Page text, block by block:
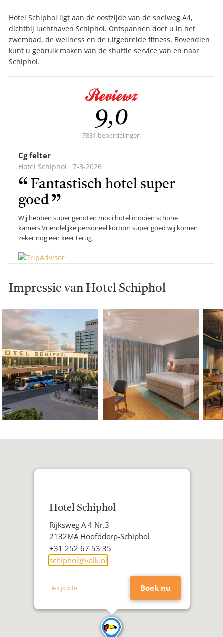
Hotel Schiphol ligt aan de oostzijde van de snelweg A4,
dichtbij luchthaven Schiphol. Ontspannen doet u in het
zwembad, de wellness en de uitgebreide fitness. Bovendien
kunt u gebruik maken van de shuttle service van en naar
Schiphol.
Gemiddelde
score:
9,0
7831 beoordelingen
Cg felter
Hotel Schiphol 7-8-2026
Fantastisch hotel super
goed
Wij hebben super genoten mooi hotel mooien schone
kamers.Vriendelijke personeel kortom super goed wij komen
zeker nog een keer terug
Impressie van Hotel Schiphol
Hotel Schiphol
Adres
Rijksweg A 4 Nr.3
Postcode
Woonplaats
2132MA Hoofddorp-Schiphol
Telefoon
+31 252 67 53 35
E-
mailadres
schiphol@valk.nl
Bekijk site Boek nu